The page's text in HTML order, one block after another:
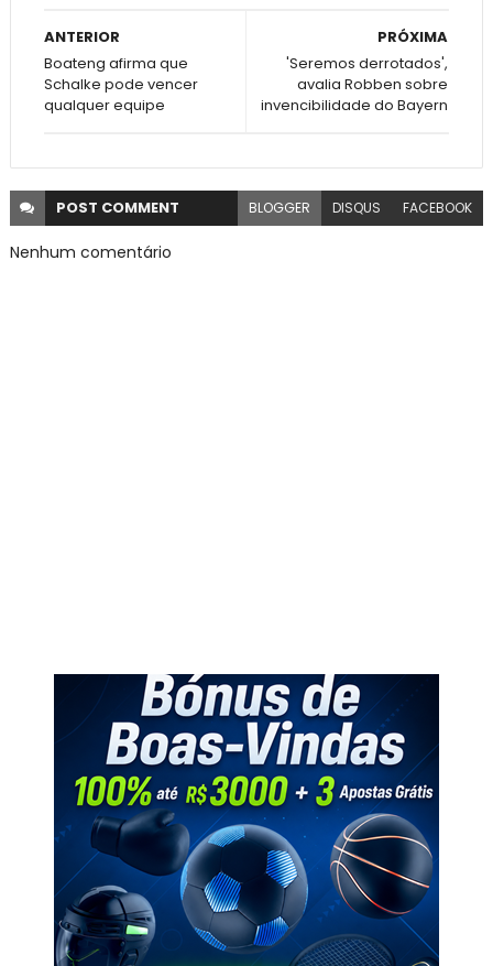
PRÓXIMA
'Seremos derrotados',
avalia Robben sobre
invencibilidade do Bayern
ANTERIOR
Boateng afirma que
Schalke pode vencer
qualquer equipe
POST COMMENT BLOGGER DISQUS FACEBOOK
Nenhum comentário